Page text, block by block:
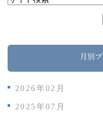
月別
2026年02月
2025年07月